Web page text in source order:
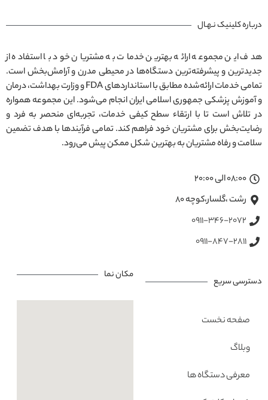
درباره کلینیک نـهـال
هدف این مجموعه ارائه بهترین خدمات به مشتریان خود با استفاده از
جدیدترین و پیشرفته‌ترین دستگاه‌ها در محیطی مدرن و آرامش‌بخش است.
تمامی خدمات ارائه‌شده مطابق با استانداردهای FDA و وزارت بهداشت، درمان
و آموزش پزشکی جمهوری اسلامی ایران انجام می‌شود. این مجموعه همواره
در تلاش است تا با ارتقاء سطح کیفی خدمات، تجربه‌ای منحصر به فرد و
رضایت‌بخش برای مشتریان خود فراهم کند. تمامی فرآیندها با هدف تضمین
سلامت و رفاه مشتریان به بهترین شکل ممکن پیش می‌رود.
08:00 الی 20:00
رشت ،گلسار،کوچه ۸۰
0911-346-2072
0911-847-2811
دسترسی سریع
صفحه نخست
وبلاگ
معرفی دستگاه ها
مکان نما